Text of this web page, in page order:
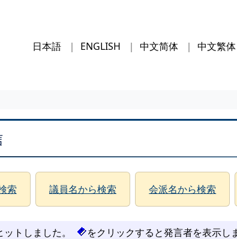
日本語 ENGLISH 中文简体 中文繁体
索 議員名から検索 会派名から検索